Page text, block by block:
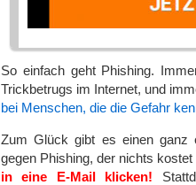
So einfach geht Phishing.
Trickbetrugs im Internet, und
bei Menschen, die die Gefahr
Zum Glück gibt es einen ganz
gegen Phishing, der nichts
in eine E-Mail klicken!